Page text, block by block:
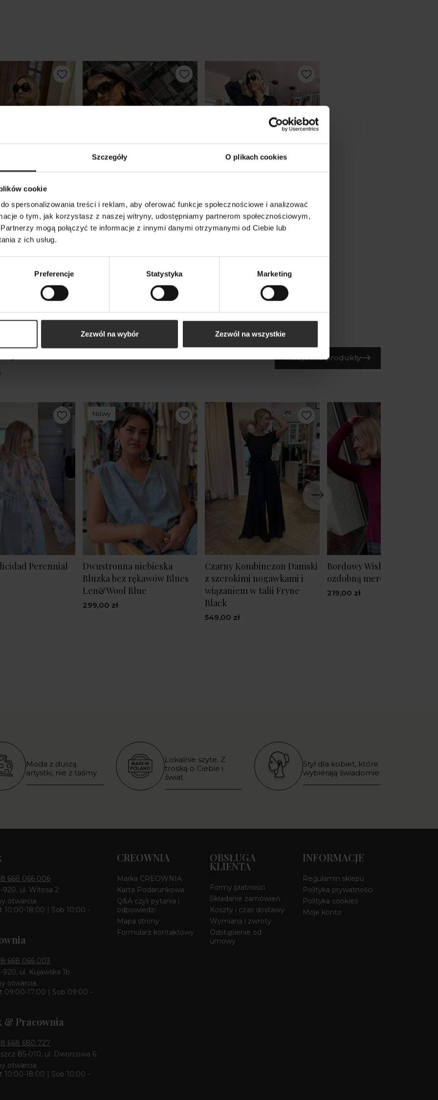
Szczegóły O plikach cookies
cookie
spersonalizowania treści i reklam, aby oferować funkcje społecznościowe i analizować
o tym, jak korzystasz z naszej witryny, udostępniamy partnerom społecznościowym,
mogą połączyć te informacje z innymi danymi otrzymanymi od Ciebie lub
z ich usług.
Preferencje Statystyka Marketing
Zezwól na wybór Zezwól na wszystkie
Koszula z
3/4 w stylu
Czarna Bluzka z wiązanym
Czarna Koszula oversize
Wszystkie produkty
Perennial
Nowy
Dwustronna niebieska
Bluzka bez rękawów Blues
Len&Wool Blue
299,00 zł
Czarny Kombinezon Damski
z szerokimi nogawkami i
wiązaniem w talii Fryne
Black
549,00 zł
Bordowy Wiskozowy Golf z
ozdobną mereżką
219,00 zł
Moda z duszą
artystki, nie z taśmy
Lokalnie szyte. Z
troską o Ciebie i
świat
Styl dla kobiet, które
wybierają świadomie
668 066 006
920, ul. Witosa 2
otwarcia:
10:00-18:00 | Sob 10:00 -
668 066 003
920, ul. Kujawska 1b
otwarcia:
09:00-17:00 | Sob 09:00 -
& Pracownia
668 680 727
85-010, ul. Dworcowa 6
otwarcia:
10:00-18:00 | Sob 10:00 -
CREOWNIA
Marka CREOWNIA
Karta Podarunkowa
Q&A czyli pytania i
odpowiedzi
Mapa strony
Formularz kontaktowy
OBSŁUGA
KLIENTA
Formy płatności
Składanie zamówień
Koszty i czas dostawy
Wymiana i zwroty
Odstąpienie od
umowy
INFORMACJE
Regulamin sklepu
Polityka prywatności
Polityka cookies
Moje konto